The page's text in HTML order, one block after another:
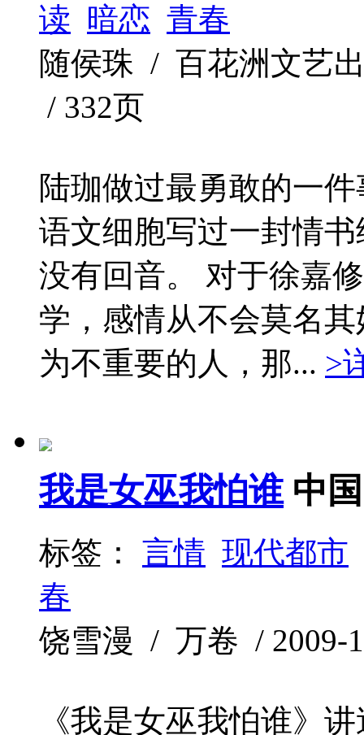
读 暗恋 青春
随侯珠 / 百花洲文艺
/ 332页
陆珈做过最勇敢的一
语文细胞写过一封情
没有回音。 对于徐嘉
学，感情从不会莫名
为不重要的人，那... >
我是女巫我怕谁 中
标签： 言情 现代都市
春
饶雪漫 / 万卷 / 2009-
《我是女巫我怕谁》